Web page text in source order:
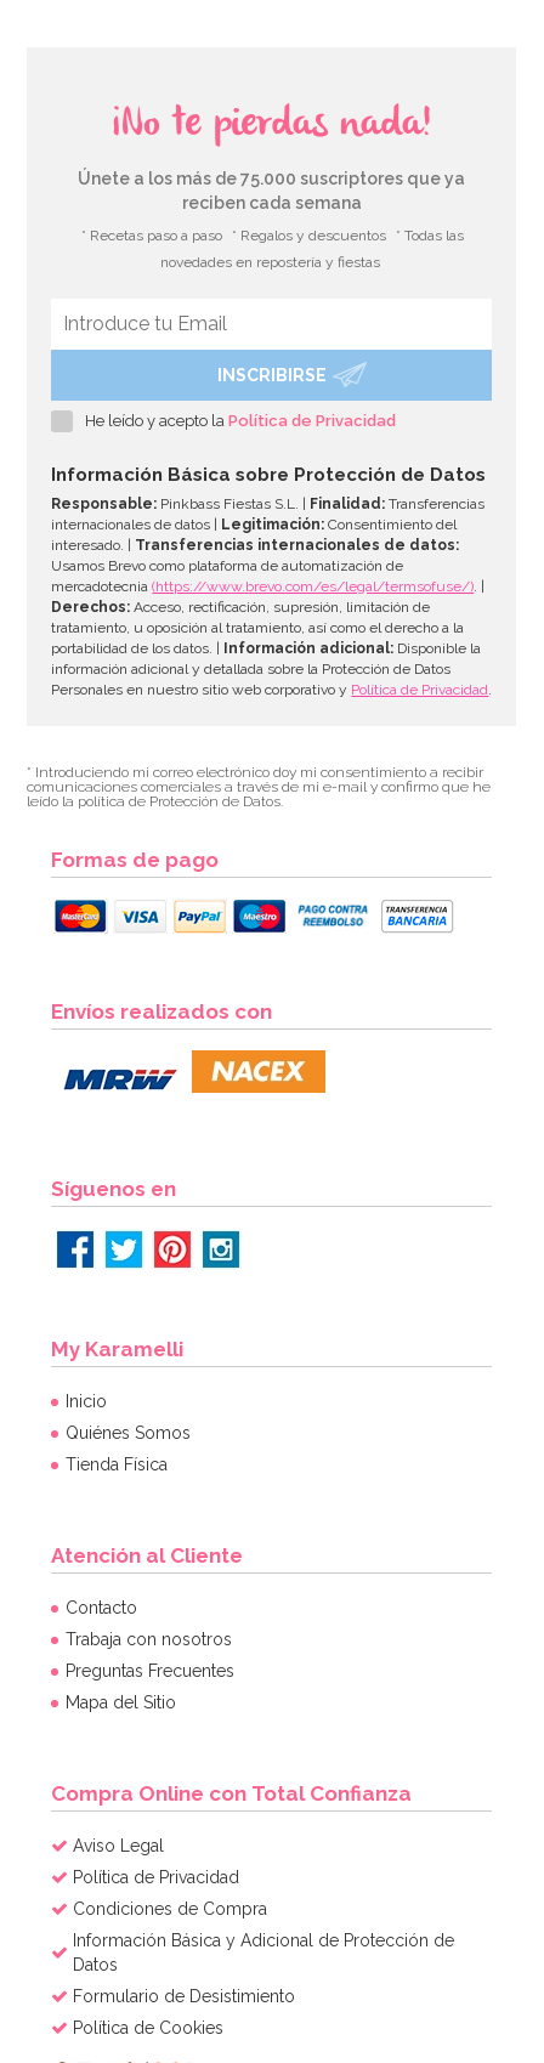
¡No te pierdas nada!
Únete a los más de 75.000 suscriptores que ya
reciben cada semana
* Recetas paso a paso * Regalos y descuentos
* Todas las
novedades en repostería y fiestas
INSCRIBIRSE
He leído y acepto laPolítica de Privacidad
Información Básica sobre Protección de Datos
Responsable: Pinkbass Fiestas S.L. | Finalidad: Transferencias
internacionales de datos |
Legitimación: Consentimiento del
interesado. | Transferencias internacionales de datos:
Usamos Brevo como plataforma de automatización de
mercadotecnia(https://www.brevo.com/es/legal/termsofuse/). |
Derechos: Acceso, rectificación, supresión, limitación de
tratamiento, u oposición al tratamiento, así como el derecho a la
portabilidad de los datos. |
Información adicional: Disponible la
información adicional y detallada sobre la Protección de Datos
Personales en nuestro sitio web corporativo y Política de Privacidad.
* Introduciendo mi correo electrónico doy mi consentimiento a recibir
comunicaciones comerciales a través de mi e-mail y confirmo que he
leído la política de Protección de Datos.
Formas de pago
Envíos realizados con
Síguenos en
My Karamelli
Inicio
Quiénes Somos
Tienda Física
Atención al Cliente
Contacto
Trabaja con nosotros
Preguntas Frecuentes
Mapa del Sitio
Compra Online con Total Confianza
Aviso Legal
Política de Privacidad
Condiciones de Compra
Información Básica y Adicional de Protección de
Datos
Formulario de Desistimiento
Política de Cookies